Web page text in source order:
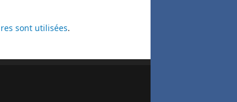
sont utilisées.